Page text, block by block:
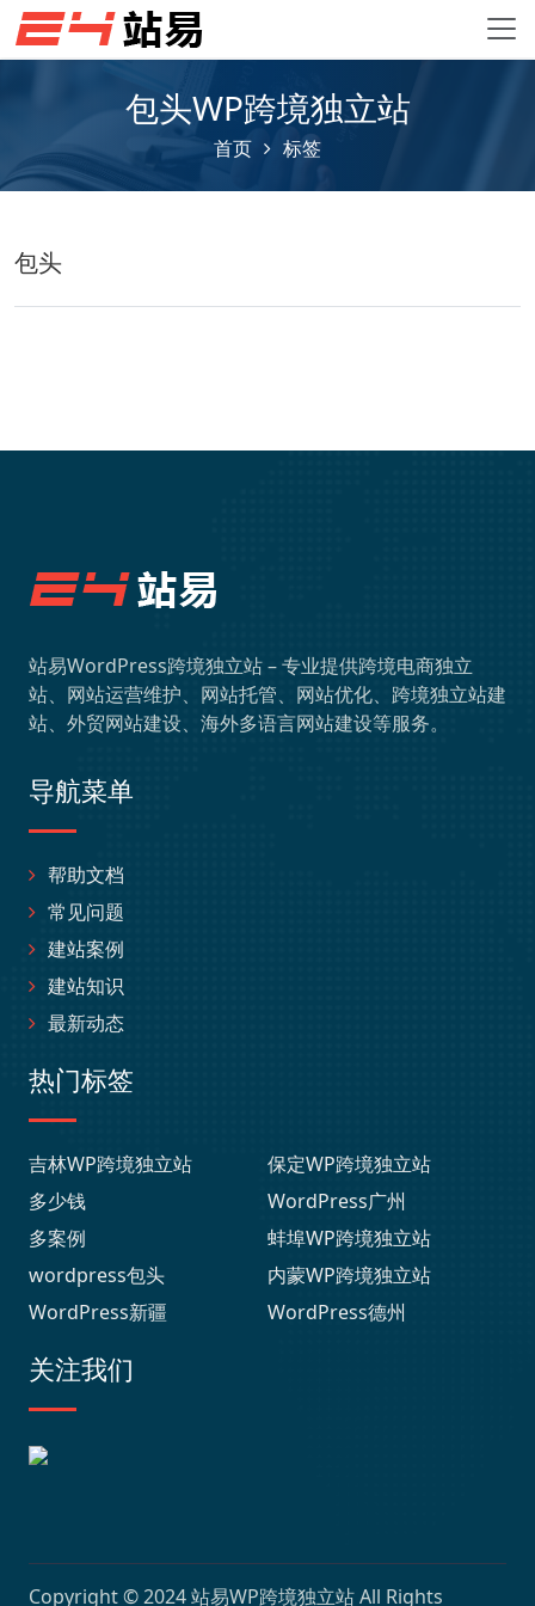
包头WP跨境独立站
首页 标签
包头
站易WordPress跨境独立站 – 专业提供跨境电商独立
站、网站运营维护、网站托管、网站优化、跨境独立站建
站、外贸网站建设、海外多语言网站建设等服务。
导航菜单
帮助文档
常见问题
建站案例
建站知识
最新动态
热门标签
吉林WP跨境独立站
保定WP跨境独立站
多少钱
WordPress广州
多案例
蚌埠WP跨境独立站
wordpress包头
内蒙WP跨境独立站
WordPress新疆
WordPress德州
关注我们
Copyright © 2024站易WP跨境独立站All Rights